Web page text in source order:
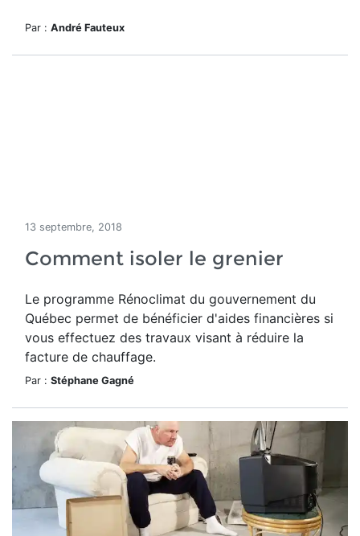
Par : André Fauteux
13 septembre, 2018
Comment isoler le grenier
Le programme Rénoclimat du gouvernement du
Québec permet de bénéficier d'aides financières si
vous effectuez des travaux visant à réduire la
facture de chauffage.
Par : Stéphane Gagné